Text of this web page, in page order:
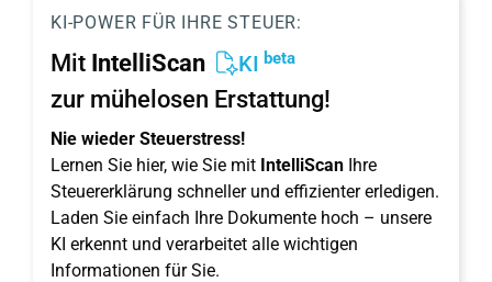
KI-POWER FÜR IHRE STEUER:
Mit IntelliScan KI beta
zur mühelosen Erstattung!
Nie wieder Steuerstress!
Lernen Sie hier, wie Sie mit IntelliScan Ihre
Steuererklärung schneller und effizienter erledigen.
Laden Sie einfach Ihre Dokumente hoch – unsere
KI erkennt und verarbeitet alle wichtigen
Informationen für Sie.